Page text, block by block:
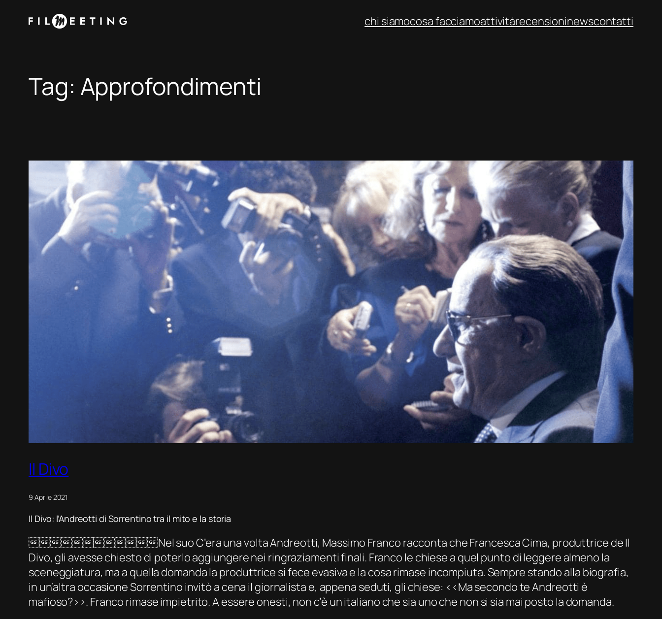
chi siamocosa facciamoattivitàrecensioninewscontatti
Tag: Approfondimenti
Il Divo
9 Aprile 2021
Il Divo: l’Andreotti di Sorrentino tra il mito e la storia
Nel suoC’era una volta Andreotti, Massimo Franco racconta che Francesca Cima, produttrice deIl
Divo, gli avesse chiesto di poterlo aggiungere nei ringraziamenti finali. Franco le chiese a quel punto di leggere almeno la
sceneggiatura, ma a quella domanda la produttrice si fece evasiva e la cosa rimase incompiuta. Sempre stando alla biografia,
in un’altra occasione Sorrentino invitò a cena il giornalista e, appena seduti, gli chiese: ‹‹Ma secondo te Andreotti è
mafioso?››. Franco rimase impietrito. A essere onesti, non c’è un italiano che sia uno che non si sia mai posto la domanda.